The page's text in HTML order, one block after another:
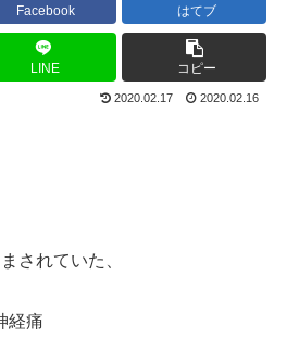
Facebook はてブ
LINE コピー
2020.02.17 2020.02.16
されていた、
経痛